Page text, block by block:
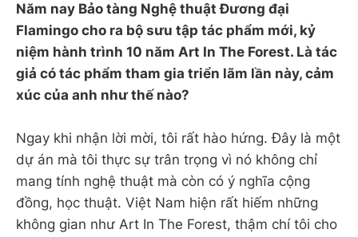
Năm nay Bảo tàng Nghệ thuật Đương đại
Flamingo cho ra bộ sưu tập tác phẩm mới, kỷ
niệm hành trình 10 năm Art In The Forest. Là tác
giả có tác phẩm tham gia triển lãm lần này, cảm
xúc của anh như thế nào?
Ngay khi nhận lời mời, tôi rất hào hứng. Đây là một
dự án mà tôi thực sự trân trọng vì nó không chỉ
mang tính nghệ thuật mà còn có ý nghĩa cộng
đồng, học thuật. Việt Nam hiện rất hiếm những
không gian như Art In The Forest, thậm chí tôi cho